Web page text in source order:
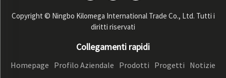
Copyright © Ningbo Kilomega International Trade Co., Ltd. Tutti i
diritti riservati
Collegamenti rapidi
Homepage Profilo Aziendale Prodotti Progetti Notizie